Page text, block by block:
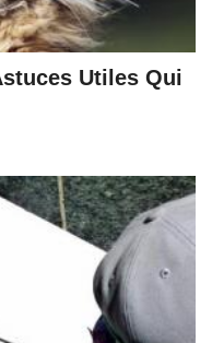
Utiles Qui